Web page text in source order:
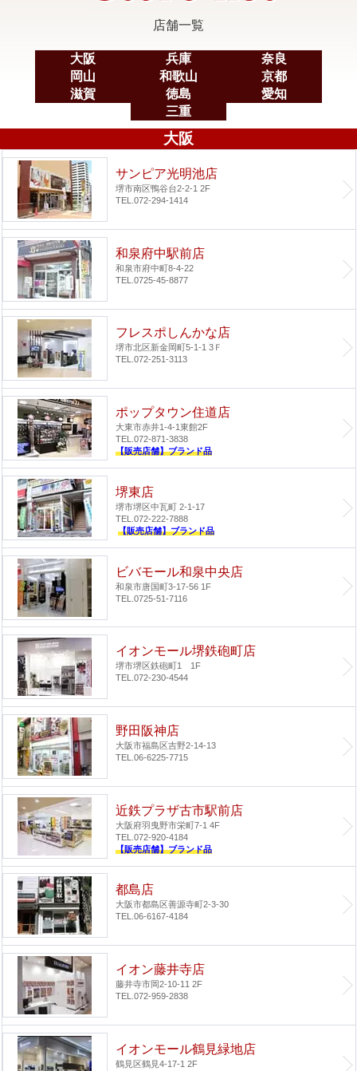
店舗一覧
大阪 兵庫
奈良
岡山
和歌山
京都
滋賀
徳島
愛知
三重
大阪
サンピア光明池店
堺市南区鴨谷台2-2-1 2F
TEL.072-294-1414
和泉府中駅前店
和泉市府中町8-4-22
TEL.0725-45-8877
フレスポしんかな店
堺市北区新金岡町5-1-1 3Ｆ
TEL.072-251-3113
ポップタウン住道店
大東市赤井1-4-1東館2F
TEL.072-871-3838
【販売店舗】ブランド品
堺東店
堺市堺区中瓦町 2-1-17
TEL.072-222-7888
【販売店舗】ブランド品
ビバモール和泉中央店
和泉市唐国町3-17-56 1F
TEL.0725-51-7116
イオンモール堺鉄砲町店
堺市堺区鉄砲町1 1F
TEL.072-230-4544
野田阪神店
大阪市福島区吉野2-14-13
TEL.06-6225-7715
近鉄プラザ古市駅前店
大阪府羽曳野市栄町7-1 4F
TEL.072-920-4184
【販売店舗】ブランド品
都島店
大阪市都島区善源寺町2-3-30
TEL.06-6167-4184
イオン藤井寺店
藤井寺市岡2-10-11 2F
TEL.072-959-2838
イオンモール鶴見緑地店
鶴見区鶴見4-17-1 2F